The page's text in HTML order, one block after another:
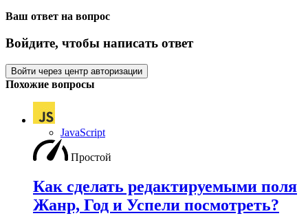
Ваш ответ на вопрос
Войдите, чтобы написать ответ
Войти через центр авторизации
Похожие вопросы
JavaScript
Простой
Как сделать редактируемыми поля
Жанр, Год и Успели посмотреть?